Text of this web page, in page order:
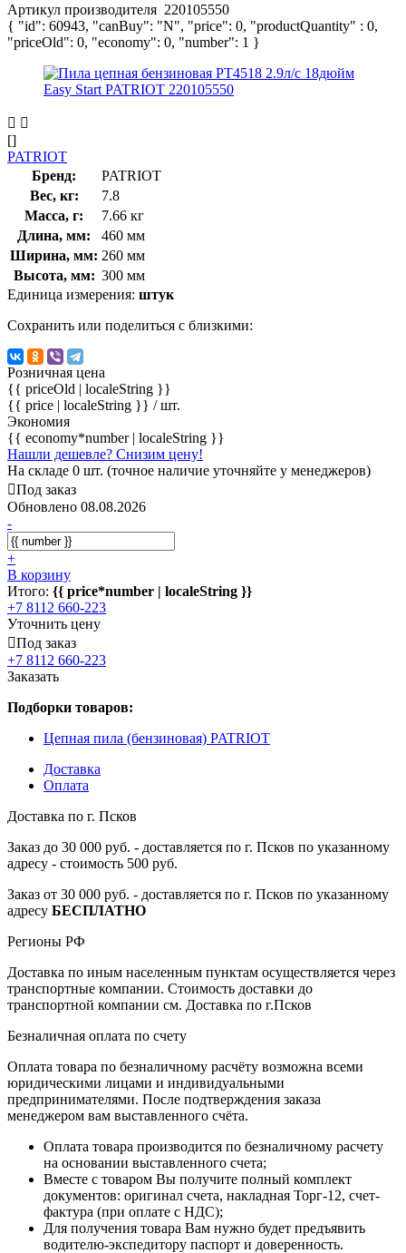
Артикул производителя 220105550
{ "id": 60943, "canBuy": "N", "price": 0, "productQuantity" : 0,
"priceOld": 0, "economy": 0, "number": 1 }
[]
PATRIOT
Бренд:
PATRIOT
Вес, кг:
7.8
Масса, г:
7.66 кг
Длина, мм:
460 мм
Ширина, мм: 260 мм
Высота, мм: 300 мм
Единица измерения: штук
Сохранить или поделиться с близкими:
Розничная цена
{{ priceOld | localeString }}
{{ price | localeString }} / шт.
Экономия
{{ economy*number | localeString }}
Нашли дешевле? Снизим цену!
На складе 0 шт. (точное наличие уточняйте у менеджеров)
Под заказ
Обновлено 08.08.2026
-
+
В корзину
Итого: {{ price*number | localeString }}
+7 8112 660-223
Уточнить цену
Под заказ
+7 8112 660-223
Заказать
Подборки товаров:
Цепная пила (бензиновая) PATRIOT
Доставка
Оплата
Доставка по г. Псков
Заказ до 30 000 руб. - доставляется по г. Псков по указанному
адресу - стоимость 500 руб.
Заказ от 30 000 руб. - доставляется по г. Псков по указанному
адресу БЕСПЛАТНО
Регионы РФ
Доставка по иным населенным пунктам осуществляется через
транспортные компании. Стоимость доставки до
транспортной компании см. Доставка по г.Псков
Безналичная оплата по счету
Оплата товара по безналичному расчёту возможна всеми
юридическими лицами и индивидуальными
предпринимателями. После подтверждения заказа
менеджером вам выставленного счёта.
Оплата товара производится по безналичному расчету
на основании выставленного счета;
Вместе с товаром Вы получите полный комплект
документов: оригинал счета, накладная Торг-12, счет-
фактура (при оплате с НДС);
Для получения товара Вам нужно будет предъявить
водителю-экспедитору паспорт и доверенность.